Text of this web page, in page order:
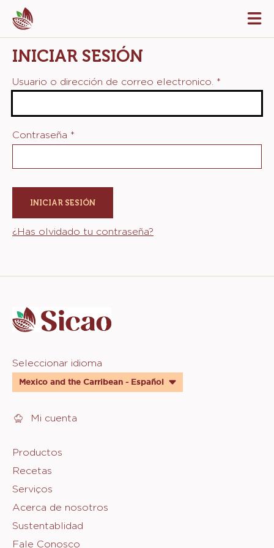
Skip
to
main
content
INICIAR SESIÓN
Usuario o dirección de correo electronico. *
Contraseña *
¿Has olvidado tu contraseña?
info
Website
quick
links
Seleccionar idioma
Mexico and the Carribean - Español
Mi cuenta
Footer
Sicao
Productos
Recetas
Serviços
Acerca de nosotros
Sustentablidad
Fale Conosco